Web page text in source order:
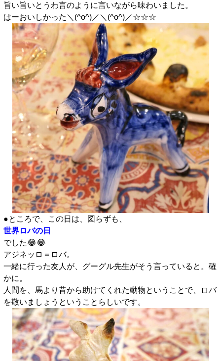
旨い旨いとうわ言のように言いながら味わいました。
はーおいしかった＼(^o^)／＼(^o^)／☆☆☆
●ところで、この日は、図らずも、
世界ロバの日
でした😂😂
アジネッロ＝ロバ。
一緒に行った友人が、グーグル先生がそう言っていると。確
かに。
人間を、馬より昔から助けてくれた動物ということで、ロバ
を敬いましょうということらしいです。